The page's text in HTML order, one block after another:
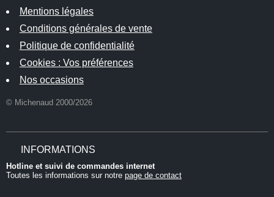
Mentions légales
Conditions générales de vente
Politique de confidentialité
Cookies : Vos préférences
Nos occasions
© Michenaud 2000/2026
INFORMATIONS
Hotline et suivi de commandes internet
Toutes les informations sur notre page de contact